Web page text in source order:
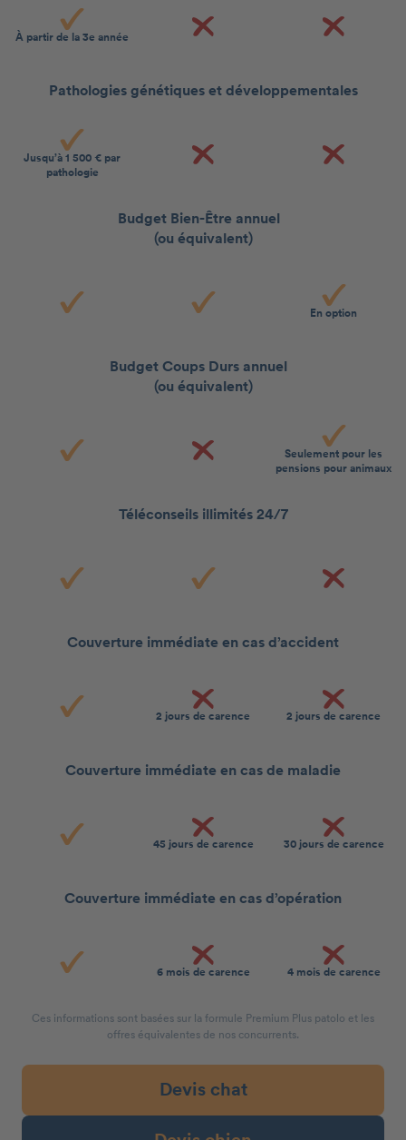
À partir de la 3e année
Pathologies génétiques et développementales
Jusqu’à 1 500 € par
pathologie
Budget Bien-Être annuel
(ou équivalent)
En option
Budget Coups Durs annuel
(ou équivalent)
Seulement pour les
pensions pour animaux
Téléconseils illimités 24/7
Couverture immédiate en cas d’accident
2 jours de carence 2 jours de carence
Couverture immédiate en cas de maladie
45 jours de carence 30 jours de carence
Couverture immédiate en cas d’opération
6 mois de carence 4 mois de carence
Ces informations sont basées sur la formule Premium Plus patolo et les
offres équivalentes de nos concurrents.
Devis chat